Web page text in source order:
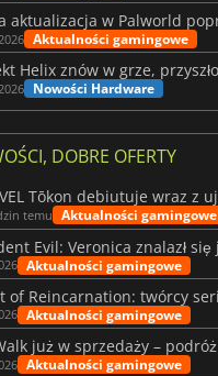
Aktualności gamingowe
Nowości Hardware
DOBRE OFERTY
temu Aktualności gamingowe
Aktualności gamingowe
Aktualności gamingowe
Aktualności gamingowe